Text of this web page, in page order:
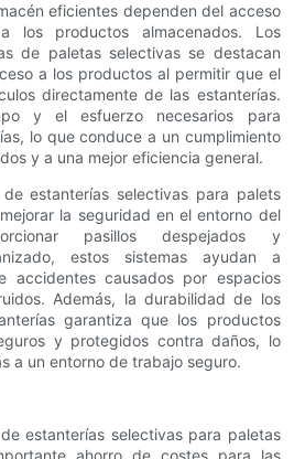
eficientes dependen del acceso
los productos almacenados. Los
de paletas selectivas se destacan
a los productos al permitir que el
directamente de las estanterías.
y el esfuerzo necesarios para
lo que conduce a un cumplimiento
y a una mejor eficiencia general.
estanterías selectivas para palets
la seguridad en el entorno del
pasillos despejados y
estos sistemas ayudan a
accidentes causados por espacios
Además, la durabilidad de los
garantiza que los productos
y protegidos contra daños, lo
a un entorno de trabajo seguro.
estanterías selectivas para paletas